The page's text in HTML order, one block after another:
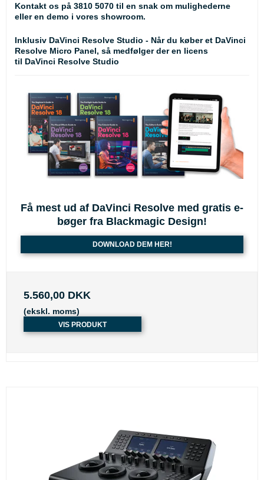
Kontakt os på 3810 5070 til en snak om mulighederne
eller en demo i vores showroom.
Inklusiv DaVinci Resolve Studio - Når du køber et DaVinci
Resolve Micro Panel, så medfølger der en licens
til DaVinci Resolve Studio
Få mest ud af DaVinci Resolve med gratis e-
bøger fra Blackmagic Design!
DOWNLOAD DEM HER!
5.560,00 DKK
(ekskl. moms)
VIS PRODUKT